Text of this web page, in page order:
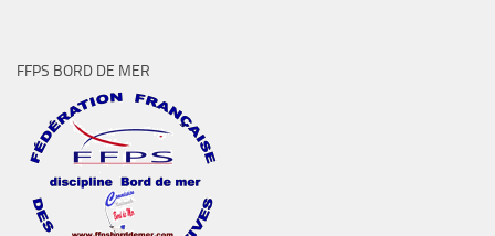
FFPS BORD DE MER